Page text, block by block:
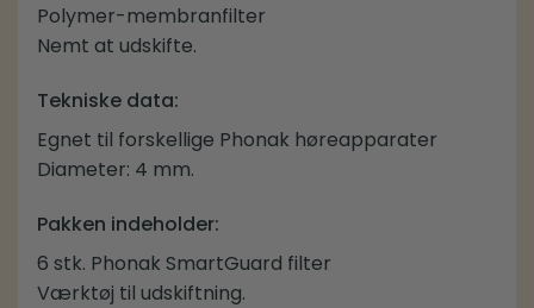
Polymer-membranfilter
Nemt at udskifte.
Tekniske data:
Egnet til forskellige Phonak høreapparater
Diameter: 4 mm.
Pakken indeholder:
6 stk. Phonak SmartGuard filter
Værktøj til udskiftning.